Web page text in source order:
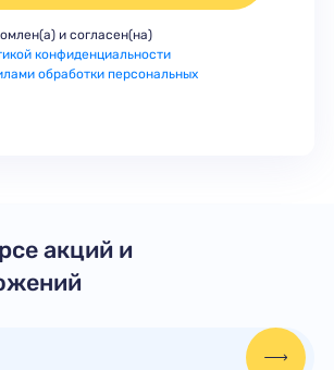
и согласен(на)
конфиденциальности
обработки персональных
акций и